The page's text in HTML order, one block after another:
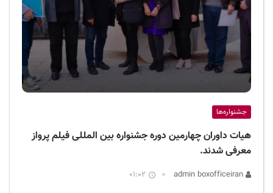
جشنواره‌ها
هیات داوران چهارمین دوره جشنواره بین المللی فیلم پرواز
معرفی شدند.
01:02